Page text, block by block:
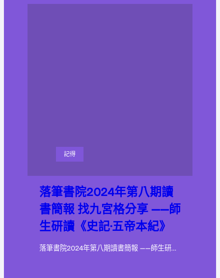
記得
落筆書院2024年第八期讀
書簡報 找九宮格分享 ——師
生研讀《史記·五帝本紀》
落筆書院2024年第八期讀書簡報 ——師生研…